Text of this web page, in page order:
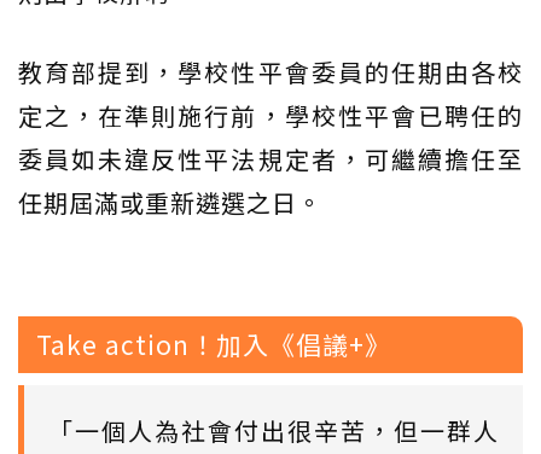
教育部提到，學校性平會委員的任期由各校
定之，在準則施行前，學校性平會已聘任的
委員如未違反性平法規定者，可繼續擔任至
任期屆滿或重新遴選之日。
Take action！加入《倡議+》
「一個人為社會付出很辛苦，但一群人